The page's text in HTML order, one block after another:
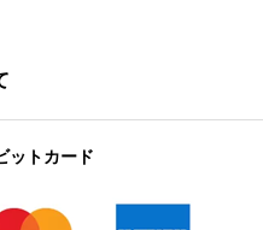
ットカード